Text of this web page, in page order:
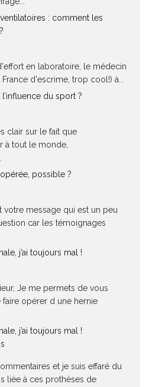
: comment les
en laboratoire, le médecin
d'escrime, trop cool!) à...
du sport ?
clair sur le fait que
à tout le monde,
possible ?
votre message qui est un peu
car les témoignages
j’ai toujours mal !
Je me permets de vous
opérer d une hernie
j’ai toujours mal !
et je suis effaré du
liée à ces prothèses de